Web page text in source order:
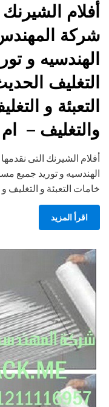
on
أفلام
شركة
الهندسيه و
التغليف
التعبئة و
والتغليف –
أفلام الشيرنك التى
الهندسيه و توريد جميع
خامات التعبئة و التغليف
اقرأ المزيد